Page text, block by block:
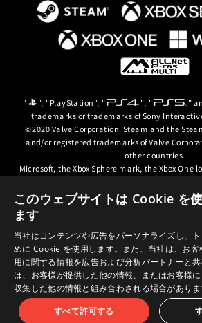
" ", "PlayStation", " ", " "
trademarks or trademarks of Sony
©2020 Valve Corporation. Steam and the
and/or registered trademarks of Valve
other countries.
Microsoft, the Xbox Sphere mark, the Xbox One
trademarks of the Microsoft group
© ARC SYSTEM WORKS / © 2024 CD PROJEKT
PROJEKT, the CD PROJEKT logo,
Cyberpunk 2077 logo and Cyberpunk:
registered trademarks of CD PROJEKT S.A.
countries.
このウェブサイトは Cookie を
ます
当社はコンテンツや広告をパーソナライズし、
めに Cookie を使用します。また、当社は、お
用に関する情報を広告および分析パートナーと
は、お客様が提供した他の情報、またはお客様
収集した他の情報と組み合わされる場合がありま
すべて許可する